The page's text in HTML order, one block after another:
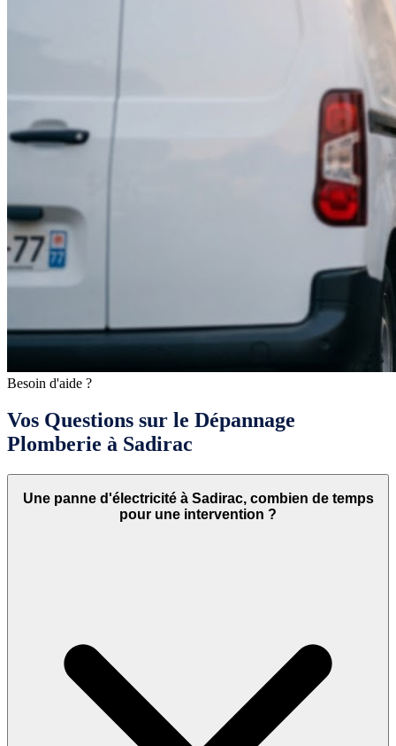
Besoin d'aide ?
Vos Questions sur le Dépannage
Plomberie à Sadirac
Une panne d'électricité à Sadirac, combien de temps
pour une intervention ?